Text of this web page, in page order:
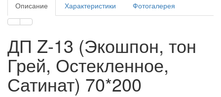
Описание Характеристики Фотогалерея
ДП Z-13 (Экошпон, тон
Грей, Остекленное,
Сатинат) 70*200